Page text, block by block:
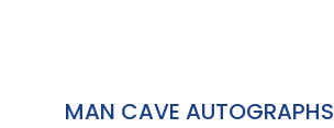
MAN CAVE AUTOGRAPHS